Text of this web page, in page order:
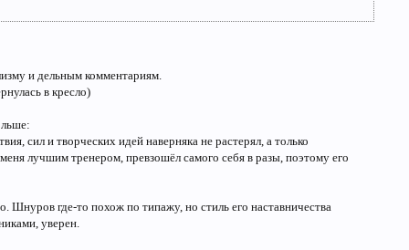
и дельным комментариям.
в кресло)
сил и творческих идей наверняка не растерял, а только
лучшим тренером, превзошёл самого себя в разы, поэтому его
Шнуров где-то похож по типажу, но стиль его наставничества
уверен.